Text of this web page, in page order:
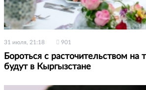
31 июля, 21:18 901
Бороться с расточительством на
будут в Кыргызстане